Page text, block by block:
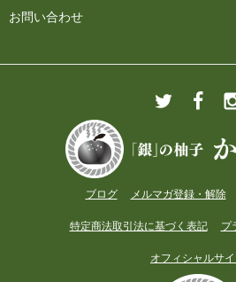
お問い合わせ
ブログ メルマガ登録・解除
特定商法取引法に基づく表記 プ
オフィシャルサイ